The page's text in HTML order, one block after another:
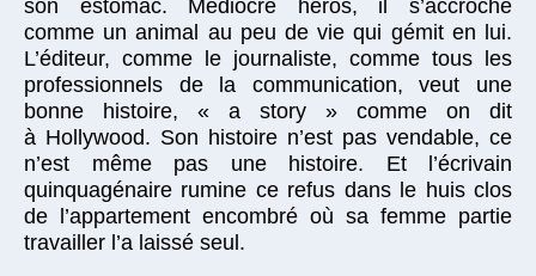
son estomac. Médiocre héros, il s’accroche
comme un animal au peu de vie qui gémit en lui.
L’éditeur, comme le journaliste, comme tous les
professionnels de la communication, veut une
bonne histoire, « a story » comme on dit
à Hollywood. Son histoire n’est pas vendable, ce
n’est même pas une histoire. Et l’écrivain
quinquagénaire rumine ce refus dans le huis clos
de l’appartement encombré où sa femme partie
travailler l’a laissé seul.